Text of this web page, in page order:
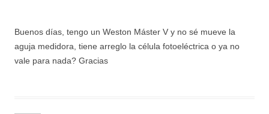
Buenos días, tengo un Weston Máster V y no sé mueve la
aguja medidora, tiene arreglo la célula fotoeléctrica o ya no
vale para nada? Gracias